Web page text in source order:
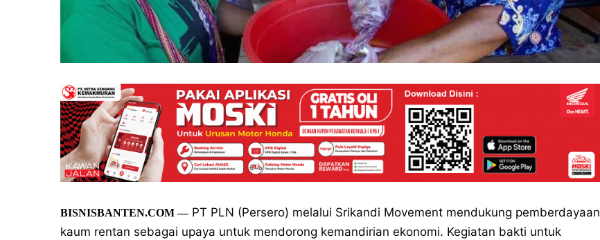
BISNISBANTEN.COM —PT PLN (Persero) melalui Srikandi Movement mendukung pemberdayaan
kaum rentan sebagai upaya untuk mendorong kemandirian ekonomi. Kegiatan bakti untuk